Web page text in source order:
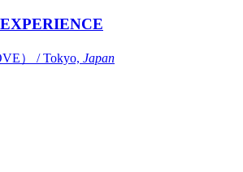
） / Tokyo, Japan